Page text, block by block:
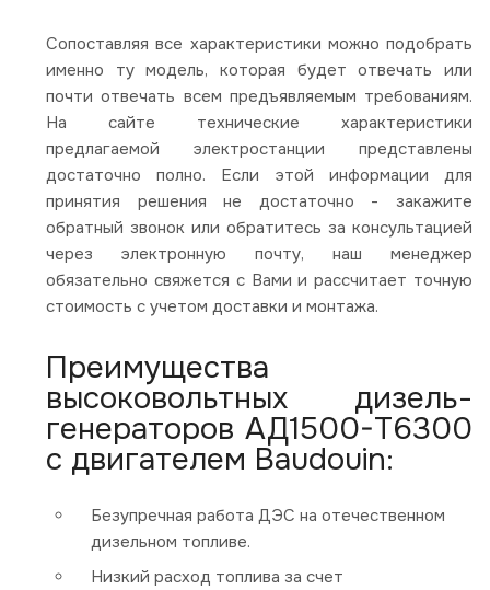
Сопоставляя все характеристики можно подобрать
именно ту модель, которая будет отвечать или
почти отвечать всем предъявляемым требованиям.
На сайте технические характеристики
предлагаемой электростанции представлены
достаточно полно. Если этой информации для
принятия решения не достаточно - закажите
обратный звонок или обратитесь за консультацией
через электронную почту, наш менеджер
обязательно свяжется с Вами и рассчитает точную
стоимость с учетом доставки и монтажа.
Преимущества
высоковольтных дизель-
генераторов АД1500-Т6300
с двигателем Baudouin:
Безупречная работа ДЭС на отечественном
дизельном топливе.
Низкий расход топлива за счет